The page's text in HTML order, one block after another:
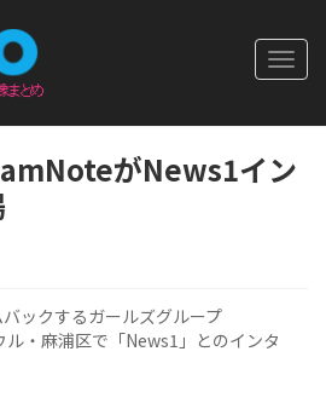
がNews1イン
ックするガールズグループ
ル・麻浦区で「News1」とのインタ